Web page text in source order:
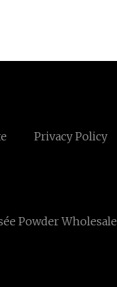
Privacy Policy
Powder Wholesale